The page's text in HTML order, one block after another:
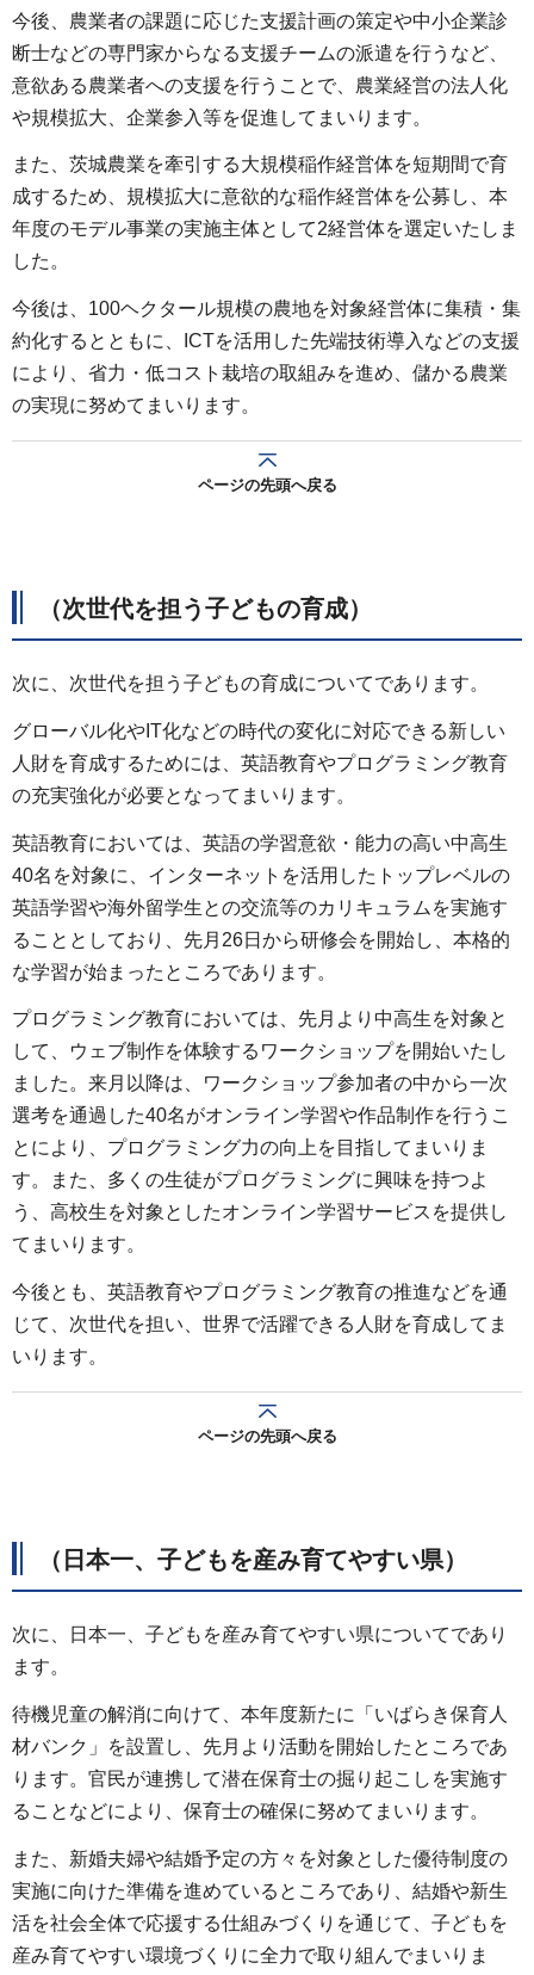
今後、農業者の課題に応じた支援計画の策定や中小企業診
断士などの専門家からなる支援チームの派遣を行うなど、
意欲ある農業者への支援を行うことで、農業経営の法人化
や規模拡大、企業参入等を促進してまいります。
また、茨城農業を牽引する大規模稲作経営体を短期間で育
成するため、規模拡大に意欲的な稲作経営体を公募し、本
年度のモデル事業の実施主体として2経営体を選定いたしま
した。
今後は、100ヘクタール規模の農地を対象経営体に集積・集
約化するとともに、ICTを活用した先端技術導入などの支援
により、省力・低コスト栽培の取組みを進め、儲かる農業
の実現に努めてまいります。
ページの先頭へ戻る
（次世代を担う子どもの育成）
次に、次世代を担う子どもの育成についてであります。
グローバル化やIT化などの時代の変化に対応できる新しい
人財を育成するためには、英語教育やプログラミング教育
の充実強化が必要となってまいります。
英語教育においては、英語の学習意欲・能力の高い中高生
40名を対象に、インターネットを活用したトップレベルの
英語学習や海外留学生との交流等のカリキュラムを実施す
ることとしており、先月26日から研修会を開始し、本格的
な学習が始まったところであります。
プログラミング教育においては、先月より中高生を対象と
して、ウェブ制作を体験するワークショップを開始いたし
ました。来月以降は、ワークショップ参加者の中から一次
選考を通過した40名がオンライン学習や作品制作を行うこ
とにより、プログラミング力の向上を目指してまいりま
す。また、多くの生徒がプログラミングに興味を持つよ
う、高校生を対象としたオンライン学習サービスを提供し
てまいります。
今後とも、英語教育やプログラミング教育の推進などを通
じて、次世代を担い、世界で活躍できる人財を育成してま
いります。
ページの先頭へ戻る
（日本一、子どもを産み育てやすい県）
次に、日本一、子どもを産み育てやすい県についてであり
ます。
待機児童の解消に向けて、本年度新たに「いばらき保育人
材バンク」を設置し、先月より活動を開始したところであ
ります。官民が連携して潜在保育士の掘り起こしを実施す
ることなどにより、保育士の確保に努めてまいります。
また、新婚夫婦や結婚予定の方々を対象とした優待制度の
実施に向けた準備を進めているところであり、結婚や新生
活を社会全体で応援する仕組みづくりを通じて、子どもを
産み育てやすい環境づくりに全力で取り組んでまいりま